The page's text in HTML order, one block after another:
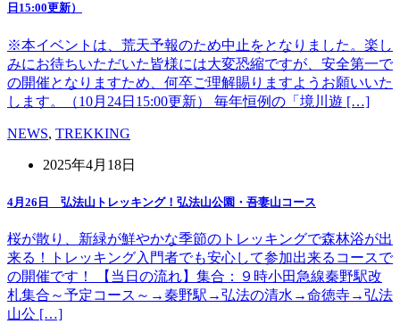
日15:00更新）
※本イベントは、荒天予報のため中止をとなりました。楽し
みにお待ちいただいた皆様には大変恐縮ですが、安全第一で
の開催となりますため、何卒ご理解賜りますようお願いいた
します。（10月24日15:00更新） 毎年恒例の「境川遊 […]
NEWS, TREKKING
2025年4月18日
4月26日 弘法山トレッキング！弘法山公園・吾妻山コース
桜が散り、新緑が鮮やかな季節のトレッキングで森林浴が出
来る！トレッキング入門者でも安心して参加出来るコースで
の開催です！ 【当日の流れ】集合：９時小田急線秦野駅改
札集合～予定コース～→秦野駅→弘法の清水→命徳寺→弘法
山公 […]